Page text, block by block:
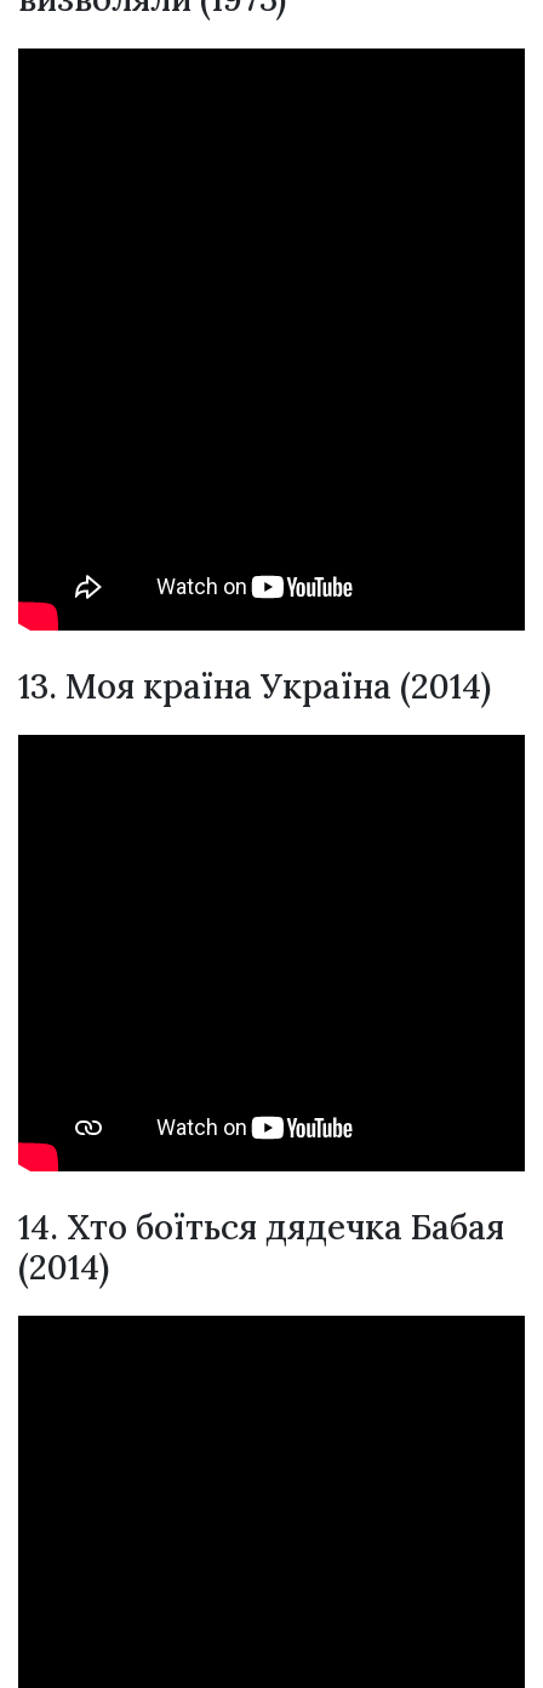
13. Моя країна Україна (2014)
14. Хто боїться дядечка Бабая
(2014)